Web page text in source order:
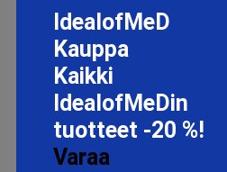
IdealofMeD
Kauppa
Kaikki
IdealofMeDin
tuotteet -20 %!
Varaa